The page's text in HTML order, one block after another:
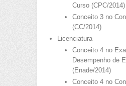
Curso (CPC/2014)
Conceito 3 no
(CC/2014)
Licenciatura
Conceito 4 no
Desempenho de
(Enade/2014)
Conceito 4 no